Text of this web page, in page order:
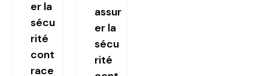
er la
sécu
rité
cont
race
assur
er la
sécu
rité